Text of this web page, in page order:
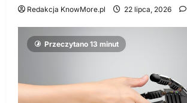
Redakcja KnowMore.pl 22 lipca, 2026
Przeczytano 13 minut